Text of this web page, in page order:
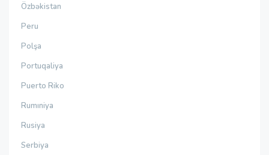
Özbəkistan
Peru
Polşa
Portuqaliya
Puerto Riko
Rumıniya
Rusiya
Serbiya